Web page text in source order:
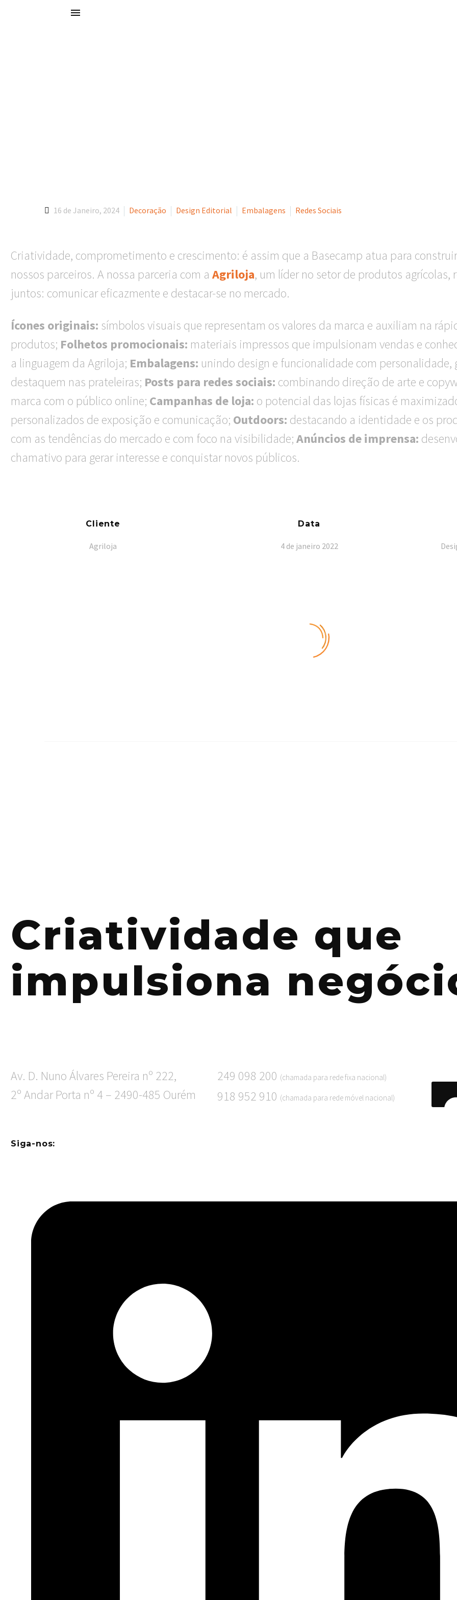
16 de Janeiro, 2024 Decoração Design Editorial Embalagens Redes Sociais
Criatividade, comprometimento e crescimento: é assim que a Basecamp atua para
nossos parceiros. A nossa parceria com a Agriloja, um líder no setor de produtos agrícolas,
juntos: comunicar eficazmente e destacar-se no mercado.
Ícones originais: símbolos visuais que representam os valores da marca e auxiliam na
produtos; Folhetos promocionais: materiais impressos que impulsionam vendas e
a linguagem da Agriloja; Embalagens: unindo design e funcionalidade com
destaquem nas prateleiras; Posts para redes sociais: combinando direção de arte e
marca com o público online; Campanhas de loja: o potencial das lojas físicas é
personalizados de exposição e comunicação; Outdoors: destacando a identidade e os
com as tendências do mercado e com foco na visibilidade;Anúncios deimprensa:
chamativo para gerar interesse e conquistar novos públicos.
Cliente
Agriloja
Data
4 de janeiro 2022
Criatividade que
impulsiona
Av. D. Nuno Álvares Pereira nº 222,
2º Andar Porta nº 4 – 2490-485 Ourém
249 098 200 (chamada para rede fixa nacional)
918 952 910 (chamada para rede móvel nacional)
Siga-nos: